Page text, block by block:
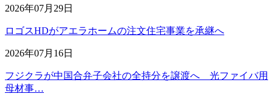
2026年07月29日
ロゴスHDがアエラホームの注文住宅事業を承継へ
2026年07月16日
フジクラが中国合弁子会社の全持分を譲渡へ 光ファイバ用
母材事…